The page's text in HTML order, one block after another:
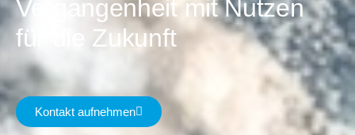
Vergangenheit mit Nutzen
für die Zukunft
Kontakt aufnehmen